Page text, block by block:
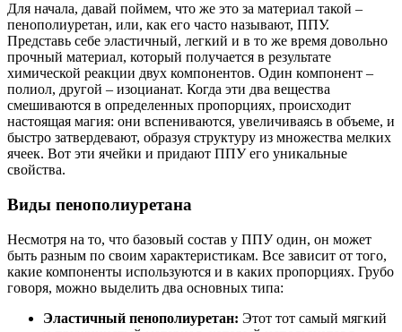
Для начала, давай поймем, что же это за материал такой –
пенополиуретан, или, как его часто называют, ППУ.
Представь себе эластичный, легкий и в то же время довольно
прочный материал, который получается в результате
химической реакции двух компонентов. Один компонент –
полиол, другой – изоцианат. Когда эти два вещества
смешиваются в определенных пропорциях, происходит
настоящая магия: они вспениваются, увеличиваясь в объеме, и
быстро затвердевают, образуя структуру из множества мелких
ячеек. Вот эти ячейки и придают ППУ его уникальные
свойства.
Виды пенополиуретана
Несмотря на то, что базовый состав у ППУ один, он может
быть разным по своим характеристикам. Все зависит от того,
какие компоненты используются и в каких пропорциях. Грубо
говоря, можно выделить два основных типа:
Эластичный пенополиуретан: Этот тот самый мягкий